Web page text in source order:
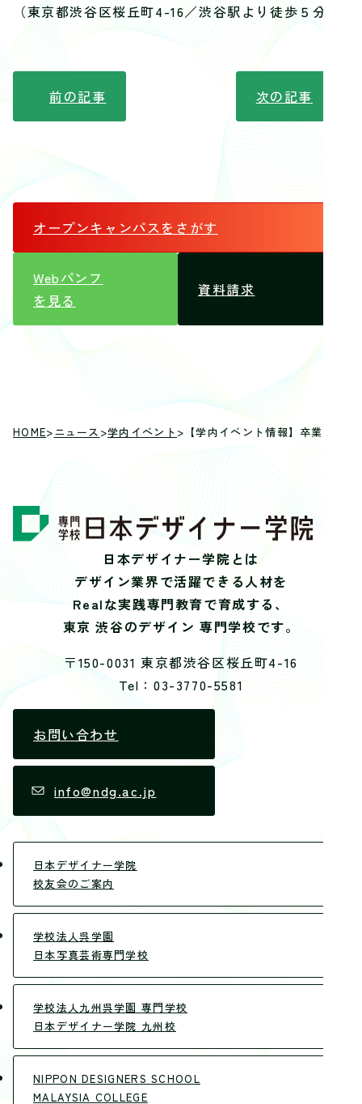
（東京都渋谷区桜丘町4-16／渋谷駅より徒歩５分）
前の記事 次の記事
オープンキャンパスをさがす
Webパンフ
を見る
資料請求
HOME>ニュース >学内イベント > 【学内イベント情報】卒業進級
日本デザイナー学院とは
デザイン業界で活躍できる人材を
Realな実践専門教育で育成する、
東京 渋谷のデザイン 専門学校です。
〒150-0031 東京都渋谷区桜丘町4-16
Tel：03-3770-5581
お問い合わせ
info@ndg.ac.jp
日本デザイナー学院
校友会のご案内
学校法人呉学園
日本写真芸術専門学校
学校法人九州呉学園 専門学校
日本デザイナー学院 九州校
NIPPON DESIGNERS SCHOOL
MALAYSIA COLLEGE